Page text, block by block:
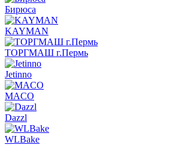
Бирюса
KAYMAN
ТОРГМАШ г.Пермь
Jetinno
MACO
Dazzl
WLBake